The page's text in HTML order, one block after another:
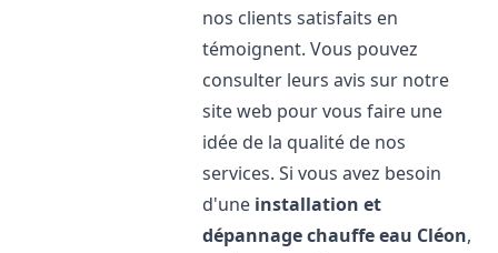
nos clients satisfaits en
témoignent. Vous pouvez
consulter leurs avis sur notre
site web pour vous faire une
idée de la qualité de nos
services. Si vous avez besoin
d'une installation et
dépannage chauffe eau Cléon,